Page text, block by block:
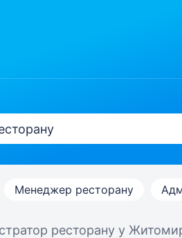
Менеджер ресторану
ресторану у